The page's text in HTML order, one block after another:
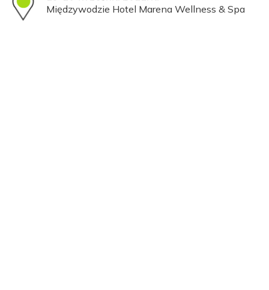
Międzywodzie Hotel Marena Wellness & Spa